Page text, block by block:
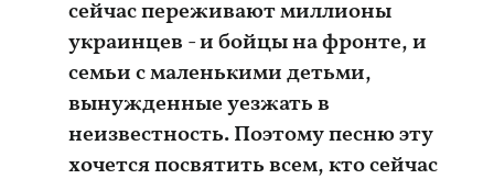
сейчас переживают миллионы
украинцев - и бойцы на фронте, и
семьи с маленькими детьми,
вынужденные уезжать в
неизвестность. Поэтому песню эту
хочется посвятить всем, кто сейчас